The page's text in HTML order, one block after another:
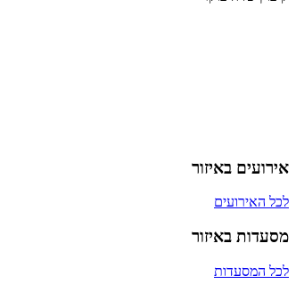
אירועים באיזור
לכל האירועים
מסעדות באיזור
לכל המסעדות